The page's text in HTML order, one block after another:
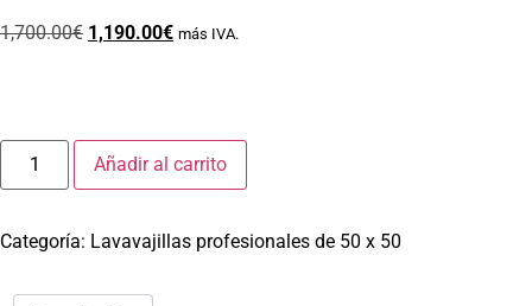
1,700.00€ 1,190.00€ más IVA.
Añadir al carrito
Categoría: Lavavajillas profesionales de 50 x 50